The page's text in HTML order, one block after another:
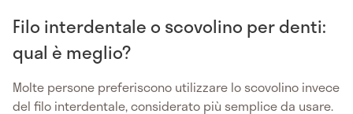
Filo interdentale o scovolino per denti:
qual è meglio?
Molte persone preferiscono utilizzare lo scovolino invece
del filo interdentale, considerato più semplice da usare.